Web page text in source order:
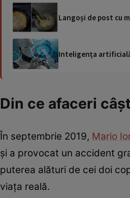
Langoși de post cu
Inteligența
Din ce afaceri
În septembrie 2019, Mario
și a provocat un accident
puterea alături de cei doi
viața reală.